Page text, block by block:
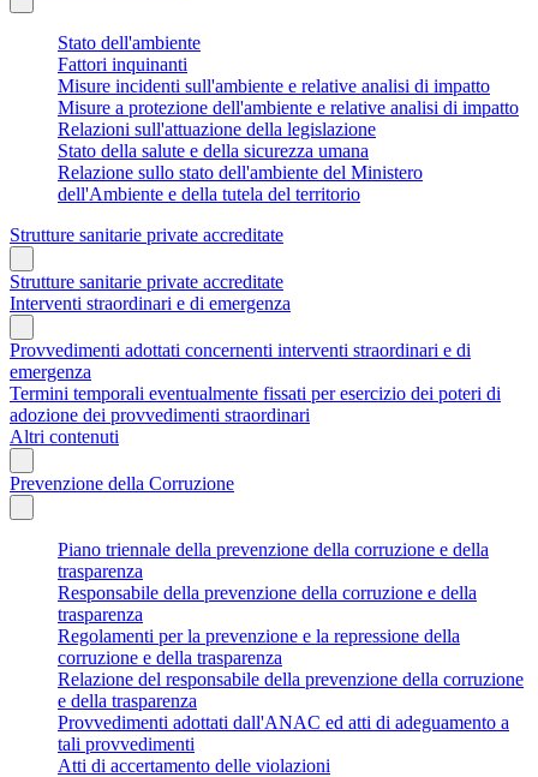
Stato dell'ambiente
Fattori inquinanti
Misure incidenti sull'ambiente e relative analisi di impatto
Misure a protezione dell'ambiente e relative analisi di impatto
Relazioni sull'attuazione della legislazione
Stato della salute e della sicurezza umana
Relazione sullo stato dell'ambiente del Ministero
dell'Ambiente e della tutela del territorio
Strutture sanitarie private accreditate
Strutture sanitarie private accreditate
Interventi straordinari e di emergenza
Provvedimenti adottati concernenti interventi straordinari e di
emergenza
Termini temporali eventualmente fissati per esercizio dei poteri di
adozione dei provvedimenti straordinari
Altri contenuti
Prevenzione della Corruzione
Piano triennale della prevenzione della corruzione e della
trasparenza
Responsabile della prevenzione della corruzione e della
trasparenza
Regolamenti per la prevenzione e la repressione della
corruzione e della trasparenza
Relazione del responsabile della prevenzione della corruzione
e della trasparenza
Provvedimenti adottati dall'ANAC ed atti di adeguamento a
tali provvedimenti
Atti di accertamento delle violazioni